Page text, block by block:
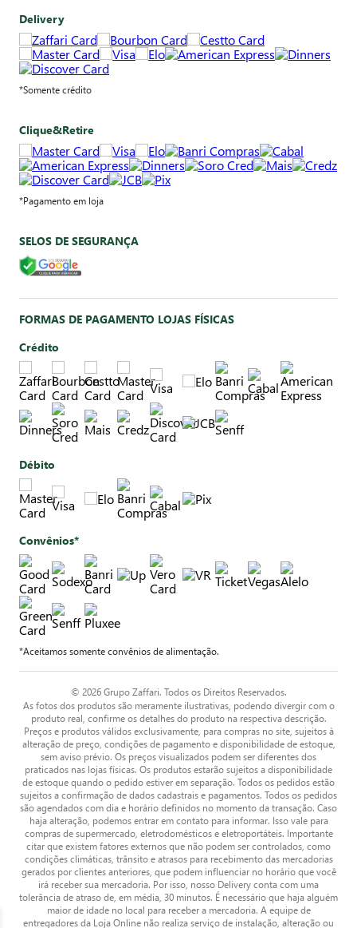
Delivery
*Somente crédito
Clique&Retire
*Pagamento em loja
SELOS DE SEGURANÇA
FORMAS DE PAGAMENTO LOJAS FÍSICAS
Crédito
Débito
Convênios*
*Aceitamos somente convênios de alimentação.
© 2026 Grupo Zaffari. Todos os Direitos Reservados.
As fotos dos produtos são meramente ilustrativas, podendo divergir com o
produto real, confirme os detalhes do produto na respectiva descrição.
Preços e produtos válidos exclusivamente, para compras no site, sujeitos à
alteração de preço, condições de pagamento e disponibilidade de estoque,
sem aviso prévio. Os preços visualizados podem ser diferentes dos
praticados nas lojas físicas. Os produtos estarão sujeitos a disponibilidade
de estoque quando o pedido estiver em separação. Todos os pedidos estão
sujeitos a confirmação de dados cadastrais e pagamentos. Todos os pedidos
são agendados com dia e horário definidos no momento da transação. Caso
haja alteração, podemos entrar em contato para informar. Isso vale para
compras de supermercado, eletrodomésticos e eletroportáteis. Importante
citar que existem fatores externos que não podem ser controlados, como
condições climáticas, trânsito e atrasos para recebimento das mercadorias
gerados por clientes anteriores, que podem influenciar no horário que você
irá receber sua mercadoria. Por isso, nosso Delivery conta com uma
tolerância de atraso de, em média, 30 minutos. É necessário que haja alguém
maior de idade no local para receber a mercadoria. A equipe de
entregadores da Loja Online não realiza serviço de instalação, alteração ou